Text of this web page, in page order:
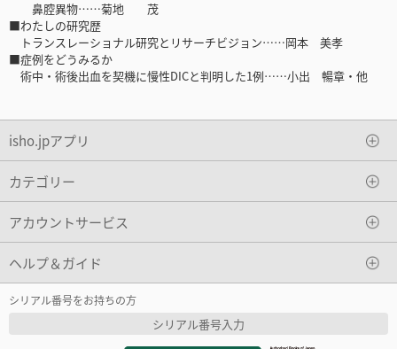
鼻腔異物……菊地 茂
■わたしの研究歴
トランスレーショナル研究とリサーチビジョン……岡本 美孝
■症例をどうみるか
術中・術後出血を契機に慢性DICと判明した1例……小出 暢章・他
isho.jpアプリ
カテゴリー
アカウントサービス
ヘルプ＆ガイド
シリアル番号をお持ちの方
シリアル番号入力